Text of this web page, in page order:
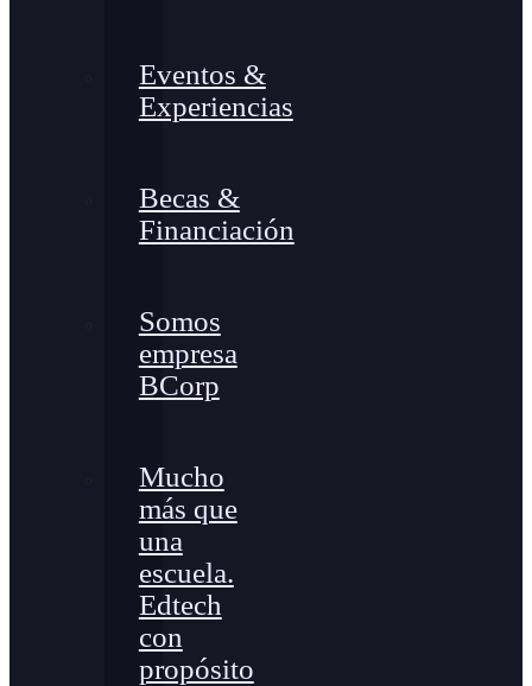
Eventos &
Experiencias
Becas &
Financiación
Somos
empresa
BCorp
Mucho
más que
una
escuela.
Edtech
con
propósito